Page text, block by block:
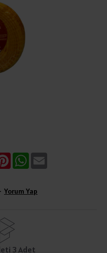
PinterestWhatsApp
Yorum Yap
3 Adet